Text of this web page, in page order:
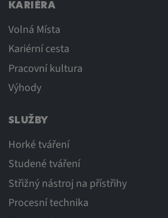
KARIÉRA
Volná Místa
Kariérní cesta
Pracovní kultura
Výhody
SLUŽBY
Horké tváření
Studené tváření
Střižný nástroj na přístřihy
Procesní technika